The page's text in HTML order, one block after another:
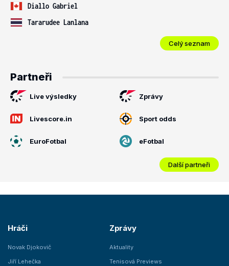
Diallo Gabriel
Tararudee Lanlana
Celý seznam
Partneři
Live výsledky Zprávy
Livescore.in Sport odds
EuroFotbal eFotbal
Další partneři
Hráči
Novak Djokovič
Jiří Lehečka
Zprávy
Aktuality
Tenisová Previews